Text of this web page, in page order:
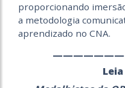
proporcionando
a metodologia
aprendizado no CNA.